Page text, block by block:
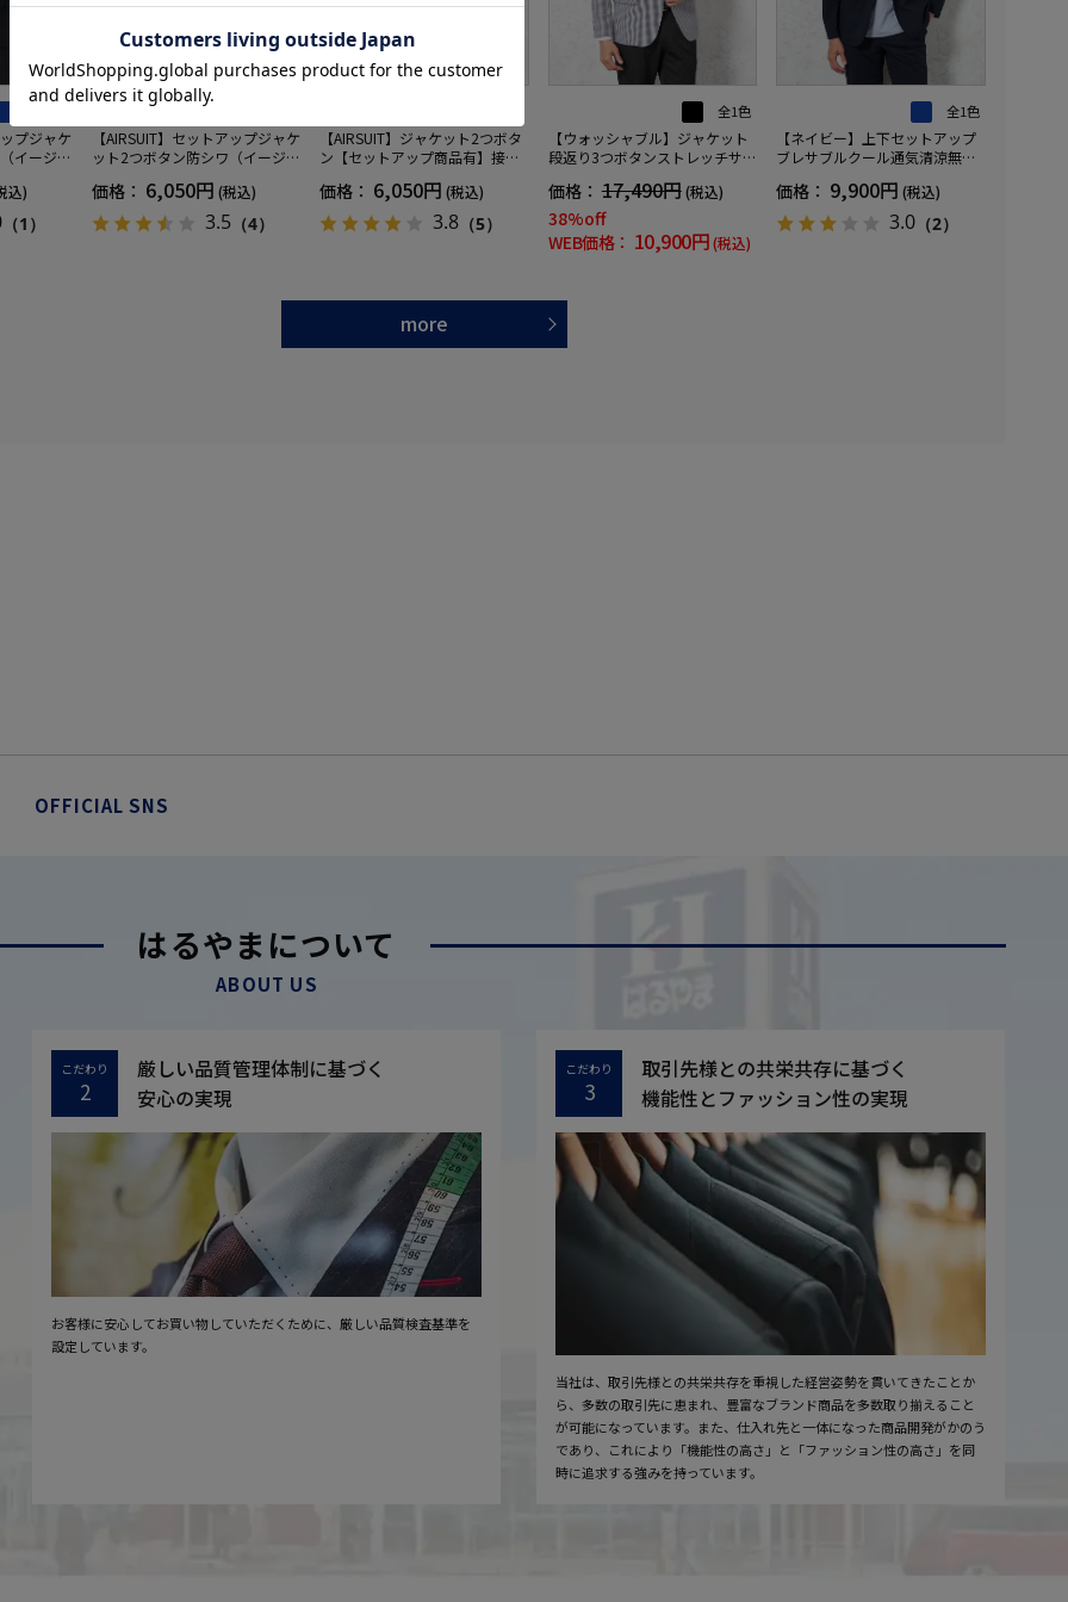
プジャケ
イージー
込)
（1）
【AIRSUIT】セットアップジャケ
ット2つボタン防シワ（イージー
UVカット
価格： 6,050円 (税込)
3.5（4）
【AIRSUIT】ジャケット2つボタ
ン【セットアップ商品有】接触
価格： 6,050円 (税込)
3.8 （5）
全1色
【ウォッシャブル】ジャケット
段返り3つボタンストレッチサッ
春夏
価格： 17,490円(税込)
38%off
WEB価格： 10,900円(税込)
全1色
【ネイビー】上下セットアップ
ブレサブルクール通気清涼無地
価格： 9,900円 (税込)
3.0 （2）
more
OFFICIAL SNS
はるやまについて
ABOUT US
こだわり
2
厳しい品質管理体制に基づく
安心の実現
お客様に安心してお買い物していただくために、厳しい品質検査基準を
設定しています。
こだわり
3
取引先様との共栄共存に基づく
機能性とファッション性の実現
当社は、取引先様との共栄共存を重視した経営姿勢を貫いてきたことか
ら、多数の取引先に恵まれ、豊富なブランド商品を多数取り揃えること
が可能になっています。また、仕入れ先と一体になった商品開発がかのう
であり、これにより「機能性の高さ」と「ファッション性の高さ」を同
時に追求する強みを持っています。